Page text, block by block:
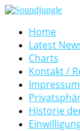
Home
Latest
Charts
Kontakt /
Historie